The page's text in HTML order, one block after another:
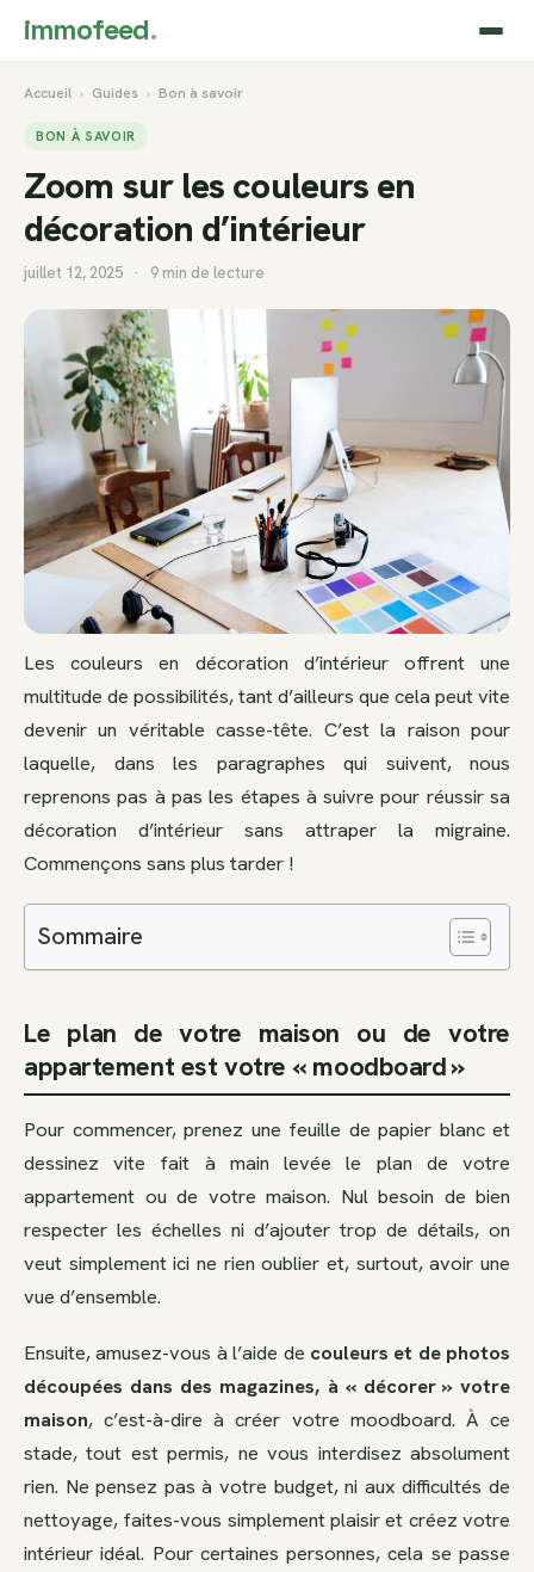
immofeed.
Accueil › Guides › Bon à savoir
BON À SAVOIR
Zoom sur les couleurs en
décoration d’intérieur
juillet 12, 2025 · 9 min de lecture
Les couleurs en décoration d’intérieur offrent une
multitude de possibilités, tant d’ailleurs que cela peut vite
devenir un véritable casse-tête. C’est la raison pour
laquelle, dans les paragraphes qui suivent, nous
reprenons pas à pas les étapes à suivre pour réussir sa
décoration d’intérieur sans attraper la migraine.
Commençons sans plus tarder !
Sommaire
Le plan de votre maison ou de votre
appartement est votre « moodboard »
Pour commencer, prenez une feuille de papier blanc et
dessinez vite fait à main levée le plan de votre
appartement ou de votre maison. Nul besoin de bien
respecter les échelles ni d’ajouter trop de détails, on
veut simplement ici ne rien oublier et, surtout, avoir une
vue d’ensemble.
Ensuite, amusez-vous à l’aide de couleurs et de photos
découpées dans des magazines, à « décorer » votre
maison, c’est-à-dire à créer votre moodboard. À ce
stade, tout est permis, ne vous interdisez absolument
rien. Ne pensez pas à votre budget, ni aux difficultés de
nettoyage, faites-vous simplement plaisir et créez votre
intérieur idéal. Pour certaines personnes, cela se passe